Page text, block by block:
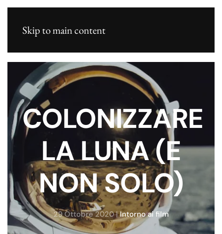
Skip to main content
COLONIZZARE
LA LUNA (E
NON SOLO)
29 Ottobre 2020|Intorno ai film